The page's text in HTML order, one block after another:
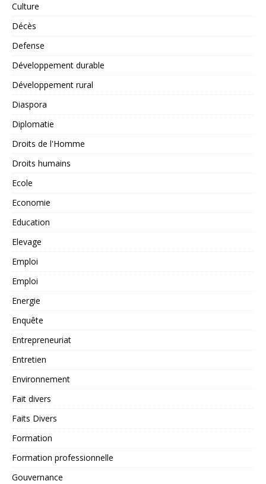
Culture
Décès
Defense
Développement durable
Développement rural
Diaspora
Diplomatie
Droits de l'Homme
Droits humains
Ecole
Economie
Education
Elevage
Emploi
Emploi
Energie
Enquête
Entrepreneuriat
Entretien
Environnement
Fait divers
Faits Divers
Formation
Formation professionnelle
Gouvernance